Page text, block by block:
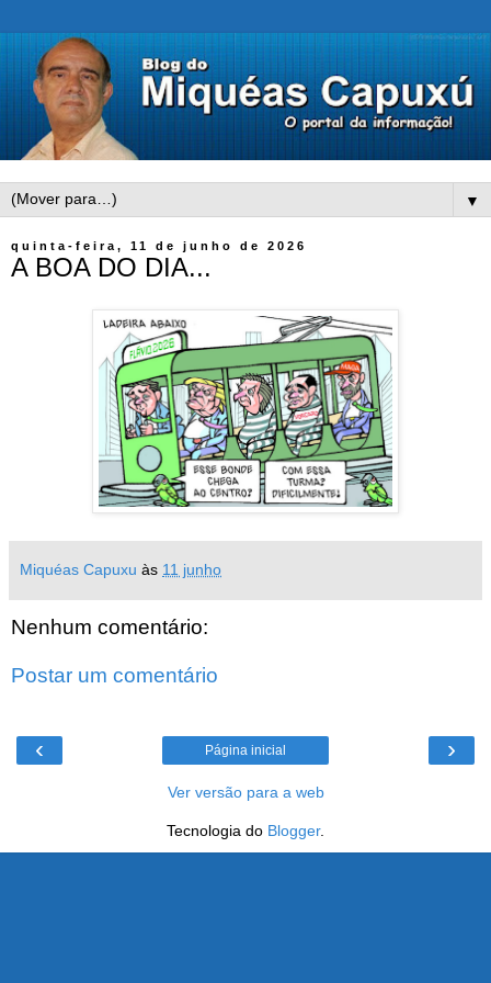
▼
quinta-feira, 11 de junho de 2026
A BOA DO DIA...
Miquéas Capuxu às 11 junho
Nenhum comentário:
Postar um comentário
‹ ›
Página inicial
Ver versão para a web
Tecnologia do Blogger.